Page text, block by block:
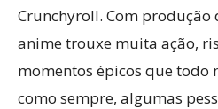
Crunchyroll. Com produção
anime trouxe muita ação,
momentos épicos que todo
como sempre, algumas